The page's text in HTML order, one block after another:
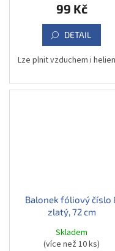
99 Kč
DETAIL
Lze plnit vzduchem i
Balonek fóliový číslo
zlatý, 72 cm
Skladem
(více než 10 ks)